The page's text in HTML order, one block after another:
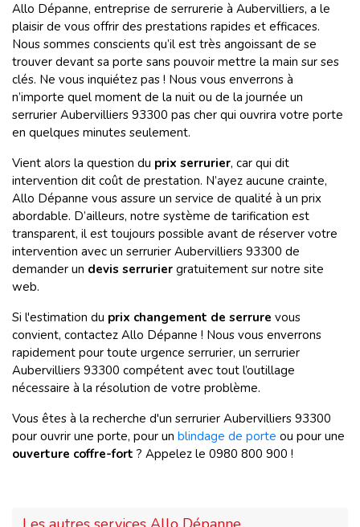
Allo Dépanne, entreprise de serrurerie à Aubervilliers, a le
plaisir de vous offrir des prestations rapides et efficaces.
Nous sommes conscients qu’il est très angoissant de se
trouver devant sa porte sans pouvoir mettre la main sur ses
clés. Ne vous inquiétez pas ! Nous vous enverrons à
n’importe quel moment de la nuit ou de la journée un
serrurier Aubervilliers 93300 pas cher qui ouvrira votre porte
en quelques minutes seulement.
Vient alors la question du prix serrurier, car qui dit
intervention dit coût de prestation. N’ayez aucune crainte,
Allo Dépanne vous assure un service de qualité à un prix
abordable. D’ailleurs, notre système de tarification est
transparent, il est toujours possible avant de réserver votre
intervention avec un serrurier Aubervilliers 93300 de
demander un devis serrurier gratuitement sur notre site
web.
Si l'estimation du prix changement de serrure vous
convient, contactez Allo Dépanne ! Nous vous enverrons
rapidement pour toute urgence serrurier, un serrurier
Aubervilliers 93300 compétent avec tout l’outillage
nécessaire à la résolution de votre problème.
Vous êtes à la recherche d'un serrurier Aubervilliers 93300
pour ouvrir une porte, pour un blindage de porte ou pour une
ouverture coffre-fort ? Appelez le 0980 800 900 !